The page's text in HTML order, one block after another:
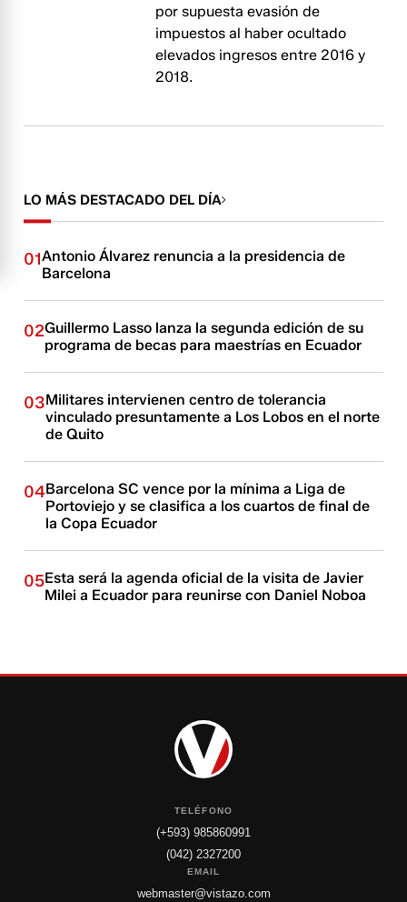
por supuesta evasión de
impuestos al haber ocultado
elevados ingresos entre 2016 y
2018.
LO MÁS DESTACADO DEL DÍA
01Antonio Álvarez renuncia a la presidencia de
Barcelona
02Guillermo Lasso lanza la segunda edición de su
programa de becas para maestrías en Ecuador
03Militares intervienen centro de tolerancia
vinculado presuntamente a Los Lobos en el norte
de Quito
04Barcelona SC vence por la mínima a Liga de
Portoviejo y se clasifica a los cuartos de final de
la Copa Ecuador
05Esta será la agenda oficial de la visita de Javier
Milei a Ecuador para reunirse con Daniel Noboa
TELÉFONO
(+593) 985860991
(042) 2327200
EMAIL
webmaster@vistazo.com